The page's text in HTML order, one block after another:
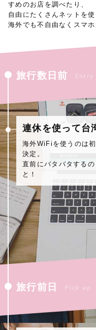
すめのお店を調べたり、
自由にたくさんネットを使
海外でも不自由なくスマ
旅行数日前 Entry
連休を使って台
海外WiFiを使うのは
決定。
直前にバタバタする
と！
旅行前日 Pick up